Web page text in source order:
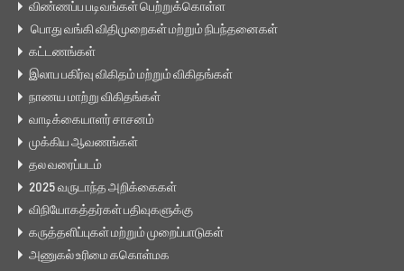
விண்ணப்ப படிவங்கள் பெற்றுக்கொள்ள
பொது வங்கி விதிமுறைகள் மற்றும் நிபந்தனைகள்
கட்டணங்கள்
இலாப பகிர்வு விகிதம் மற்றும் விகிதங்கள்
நாணய மாற்று விகிதங்கள்
வாடிக்கையாளர் சாசனம்
முக்கிய ஆவணங்கள்
தல வரைப்படம்
2025 வருடாந்த அறிக்கைகள்
விநியோகத்தர்கள் பதிவுகளுக்கு
கருத்தளிப்புகள் மற்றும் முறைப்பாடுகள்
அணுகல் உரிமை ககொள்மக